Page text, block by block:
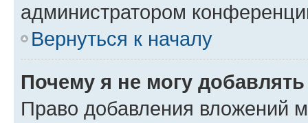
администратором
Вернуться к началу
Почему я не могу
Право добавления вложений